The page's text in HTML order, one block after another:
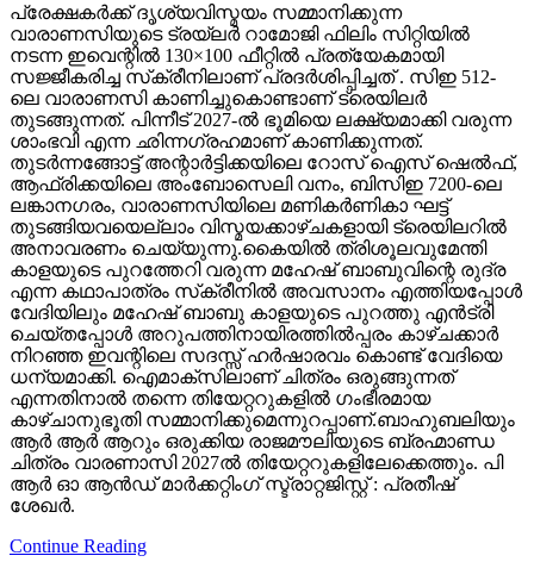
പ്രേക്ഷകർക്ക് ദൃശ്യവിസ്മയം സമ്മാനിക്കുന്ന
വാരാണസിയുടെ ട്രയ്ലർ റാമോജി ഫിലിം സിറ്റിയിൽ
നടന്ന ഇവെന്റിൽ 130×100 ഫീറ്റിൽ പ്രത്യേകമായി
സജ്ജീകരിച്ച സ്‌ക്രീനിലാണ് പ്രദർശിപ്പിച്ചത് . സിഇ 512-
ലെ വാരാണസി കാണിച്ചുകൊണ്ടാണ് ട്രെയിലര്‍
തുടങ്ങുന്നത്. പിന്നീട് 2027-ല്‍ ഭൂമിയെ ലക്ഷ്യമാക്കി വരുന്ന
ശാംഭവി എന്ന ഛിന്നഗ്രഹമാണ് കാണിക്കുന്നത്.
തുടര്‍ന്നങ്ങോട്ട് അന്റാര്‍ട്ടിക്കയിലെ റോസ് ഐസ് ഷെല്‍ഫ്,
ആഫ്രിക്കയിലെ അംബോസെലി വനം, ബിസിഇ 7200-ലെ
ലങ്കാനഗരം, വാരാണസിയിലെ മണികര്‍ണികാ ഘട്ട്
തുടങ്ങിയവയെല്ലാം വിസ്മയക്കാഴ്ചകളായി ട്രെയിലറില്‍
അനാവരണം ചെയ്യുന്നു.കൈയില്‍ ത്രിശൂലവുമേന്തി
കാളയുടെ പുറത്തേറി വരുന്ന മഹേഷ് ബാബുവിന്റെ രുദ്ര
എന്ന കഥാപാത്രം സ്‌ക്രീനിൽ അവസാനം എത്തിയപ്പോൾ
വേദിയിലും മഹേഷ് ബാബു കാളയുടെ പുറത്തു എൻട്രി
ചെയ്തപ്പോൾ അറുപത്തിനായിരത്തിൽപ്പരം കാഴ്ചക്കാർ
നിറഞ്ഞ ഇവന്റിലെ സദസ്സ് ഹർഷാരവം കൊണ്ട് വേദിയെ
ധന്യമാക്കി. ഐമാക്‌സിലാണ് ചിത്രം ഒരുങ്ങുന്നത്
എന്നതിനാല്‍ തന്നെ തിയേറ്ററുകളില്‍ ഗംഭീരമായ
കാഴ്ചാനുഭൂതി സമ്മാനിക്കുമെന്നുറപ്പാണ്.ബാഹുബലിയും
ആർ ആർ ആറും ഒരുക്കിയ രാജമൗലിയുടെ ബ്രഹ്മാണ്ഡ
ചിത്രം വാരണാസി 2027ൽ തിയേറ്ററുകളിലേക്കെത്തും. പി
ആർ ഓ ആൻഡ് മാർക്കറ്റിംഗ് സ്ട്രാറ്റജിസ്റ്റ് : പ്രതീഷ്
ശേഖർ.
Continue Reading